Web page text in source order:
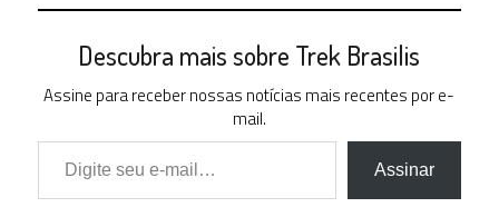
1 ( 20 % )
0 ( 0 % )
0 ( 0 % )
0 ( 0 % )
Descubra mais sobre Trek Brasilis
Assine para receber nossas notícias mais recentes por e-
mail.
Digite seu e-mail…
Assinar